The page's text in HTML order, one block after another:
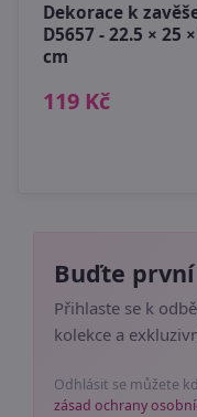
Dekorace k
D5657 - 22.5 × 25
cm
119 Kč
Buďte
Přihlaste se k
kolekce a
Odhlásit se můžete
zásad ochrany